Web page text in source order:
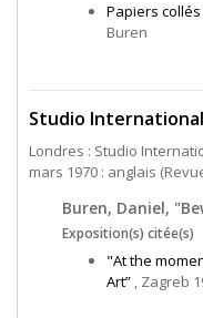
Papiers collés
Buren
Studio International
Londres : Studio
mars 1970 : anglais
Buren, Daniel,
Exposition(s) citée(s)
"At the
Art” , Zagreb